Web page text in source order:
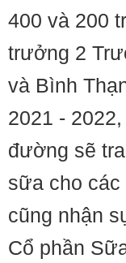
400 và 200
trưởng 2
và Bình
2021 -
đường sẽ
sữa cho
cũng nhận
Cổ phần